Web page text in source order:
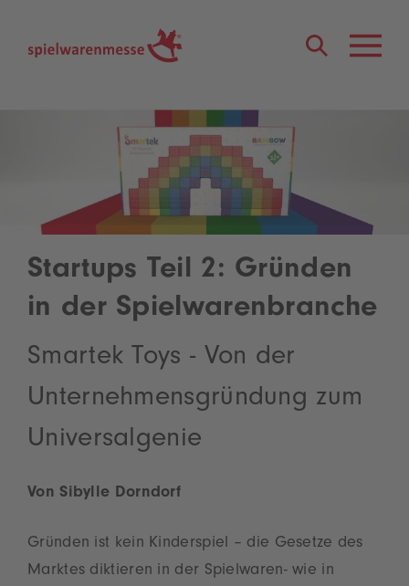
Startups Teil 2: Gründen
in der Spielwarenbranche
Smartek Toys - Von der
Unternehmensgründung zum
Universalgenie
Von Sibylle Dorndorf
Gründen ist kein Kinderspiel – die Gesetze des
Marktes diktieren in der Spielwaren- wie in